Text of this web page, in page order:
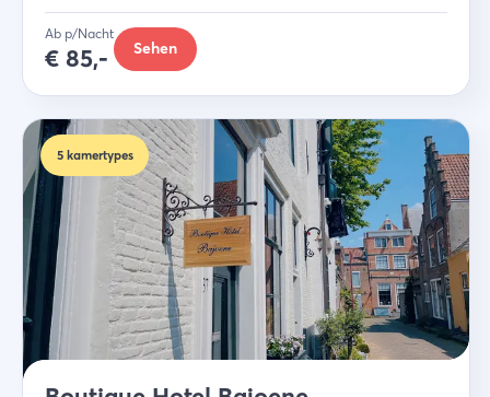
Ab p/Nacht
€ 85,- Sehen
5 kamertypes